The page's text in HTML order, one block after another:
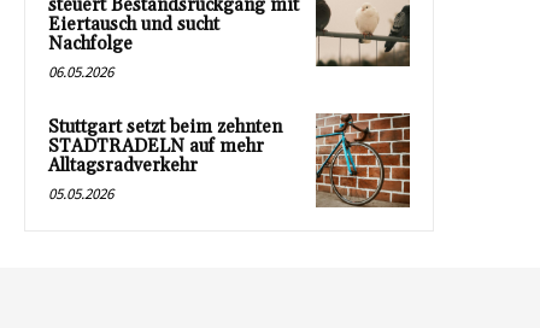
steuert Bestandsrückgang mit
Eiertausch und sucht
Nachfolge
06.05.2026
Stuttgart setzt beim zehnten
STADTRADELN auf mehr
Alltagsradverkehr
05.05.2026